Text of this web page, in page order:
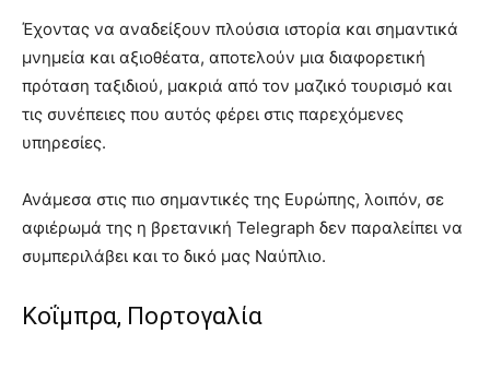
Έχοντας να αναδείξουν πλούσια ιστορία και σημαντικά
μνημεία και αξιοθέατα, αποτελούν μια διαφορετική
πρόταση ταξιδιού, μακριά από τον μαζικό τουρισμό και
τις συνέπειες που αυτός φέρει στις παρεχόμενες
υπηρεσίες.
Ανάμεσα στις πιο σημαντικές της Ευρώπης, λοιπόν, σε
αφιέρωμά της η βρετανική Telegraph δεν παραλείπει να
συμπεριλάβει και το δικό μας Ναύπλιο.
Κοΐμπρα, Πορτογαλία